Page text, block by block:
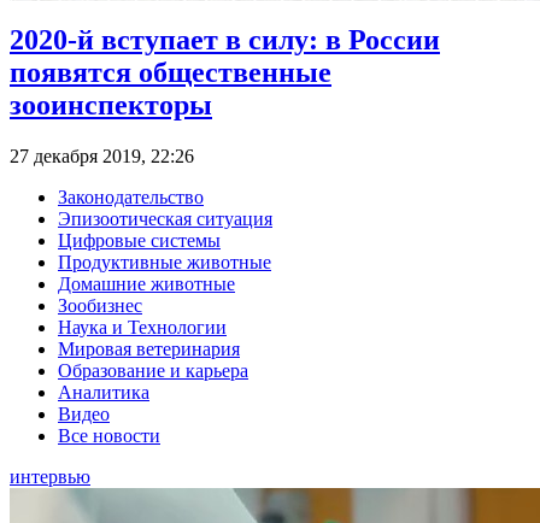
2020-й вступает в силу: в России
появятся общественные
зооинспекторы
27 декабря 2019, 22:26
Законодательство
Эпизоотическая ситуация
Цифровые системы
Продуктивные животные
Домашние животные
Зообизнес
Наука и Технологии
Мировая ветеринария
Образование и карьера
Аналитика
Видео
Все новости
интервью